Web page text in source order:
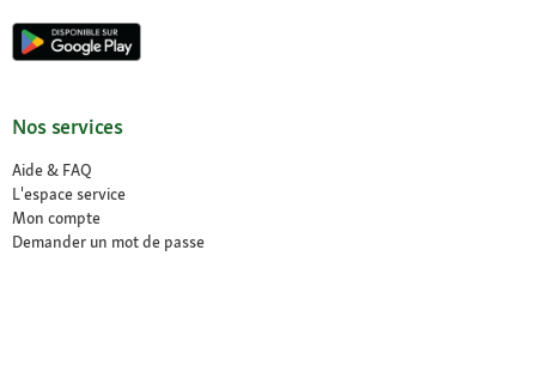
Nos services
Aide & FAQ
L'espace service
Mon compte
Demander un mot de passe